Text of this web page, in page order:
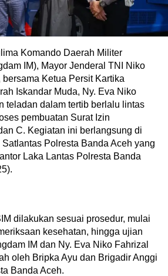
Komando Daerah Militer
IM), Mayor Jenderal TNI Niko
bersama Ketua Persit Kartika
Iskandar Muda, Ny. Eva Niko
teladan dalam tertib berlalu lintas
pembuatan Surat Izin
C. Kegiatan ini berlangsung di
Polresta Banda Aceh yang
Laka Lantas Polresta Banda
dilakukan sesuai prosedur, mulai
kesehatan, hingga ujian
IM dan Ny. Eva Niko Fahrizal
oleh Bripka Ayu dan Brigadir Anggi
Banda Aceh.